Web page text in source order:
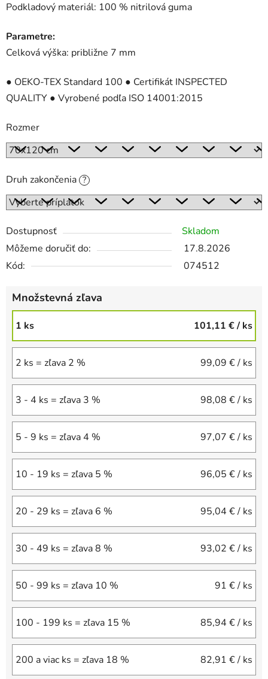
Podkladový materiál: 100 % nitrilová guma
Parametre:
Celková výška: približne 7 mm
● OEKO-TEX Standard 100 ● Certifikát INSPECTED
QUALITY ● Vyrobené podľa ISO 14001:2015
Rozmer
Druh zakončenia ?
Dostupnosť
Skladom
Môžeme doručiť do:
17.8.2026
Kód:
074512
Množstevná zľava
1 ks 101,11 €/ ks
2 ks = zľava 2 % 99,09 €/ ks
3 - 4 ks = zľava 3 % 98,08 €/ ks
5 - 9 ks = zľava 4 % 97,07 €/ ks
10 - 19 ks = zľava 5 % 96,05 €/ ks
20 - 29 ks = zľava 6 % 95,04 €/ ks
30 - 49 ks = zľava 8 % 93,02 €/ ks
50 - 99 ks = zľava 10 % 91 €/ ks
100 - 199 ks = zľava 15 % 85,94 €/ ks
200 a viac ks = zľava 18 % 82,91 €/ ks